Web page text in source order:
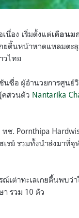
นื่อง เริ่มตั้งแต่เดือนม
ยตื้นหน้าหาดแหลมตะ
วไทย
นซื่อ ผู้อำนวยการศูนย์
คส่วนตัว Nantarika
ช. Pornthipa
รย์ รวมทั้งนำส่งมาที่จุ
เต่าทะเลเกยตื้นพบว่า
า รวม 10 ตัว